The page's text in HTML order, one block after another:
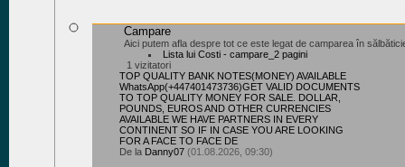
Campare
Aici putem afla despre tot ce este legat de camparea în
Lista lui Costi - campare_2 pagini
1 vizitatori
TOP QUALITY BANK NOTES(MONEY) AVAILABLE
WhatsApp(+447401473736)GET VALID DOCUMENTS
TO TOP QUALITY MONEY FOR SALE. DOLLAR,
POUNDS, EUROS AND OTHER CURRENCIES
AVAILABLE WE HAVE PARTNERS IN EVERY
CONTINENT SO IF IN CASE YOU ARE LOOKING
FOR A FACE TO FACE DE
De la Danny07 (01.08.2026, 09:30)